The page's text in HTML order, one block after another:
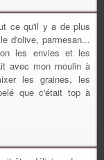
ce qu'il y a de plus
d'olive, parmesan...
les envies et les
avec mon moulin à
les graines, les
que c'était top à